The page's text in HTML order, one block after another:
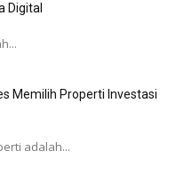
Digital
Memilih Properti Investasi
adalah...